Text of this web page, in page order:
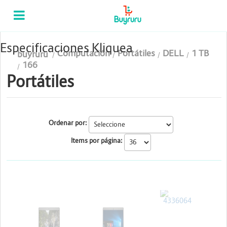
Categorias
Computación
Tablas Digitalizadoras
Celulares y Tablets
Telefonía IP
Especificaciones Kliquea
buyruru Computación Portátiles DELL
1 TB
166
Portátiles
Ordenar por:
Items por página:
DELL